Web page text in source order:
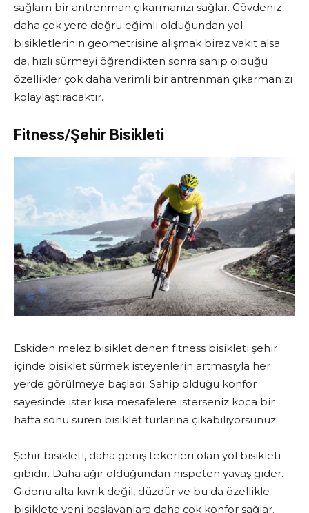
sağlam bir antrenman çıkarmanızı sağlar. Gövdeniz
daha çok yere doğru eğimli olduğundan yol
bisikletlerinin geometrisine alışmak biraz vakit alsa
da, hızlı sürmeyi öğrendikten sonra sahip olduğu
özellikler çok daha verimli bir antrenman çıkarmanızı
kolaylaştıracaktır.
Fitness/Şehir Bisikleti
Eskiden melez bisiklet denen fitness bisikleti şehir
içinde bisiklet sürmek isteyenlerin artmasıyla her
yerde görülmeye başladı. Sahip olduğu konfor
sayesinde ister kısa mesafelere isterseniz koca bir
hafta sonu süren bisiklet turlarına çıkabiliyorsunuz.
Şehir bisikleti, daha geniş tekerleri olan yol bisikleti
gibidir. Daha ağır olduğundan nispeten yavaş gider.
Gidonu alta kıvrık değil, düzdür ve bu da özellikle
bisiklete yeni başlayanlara daha çok konfor sağlar.